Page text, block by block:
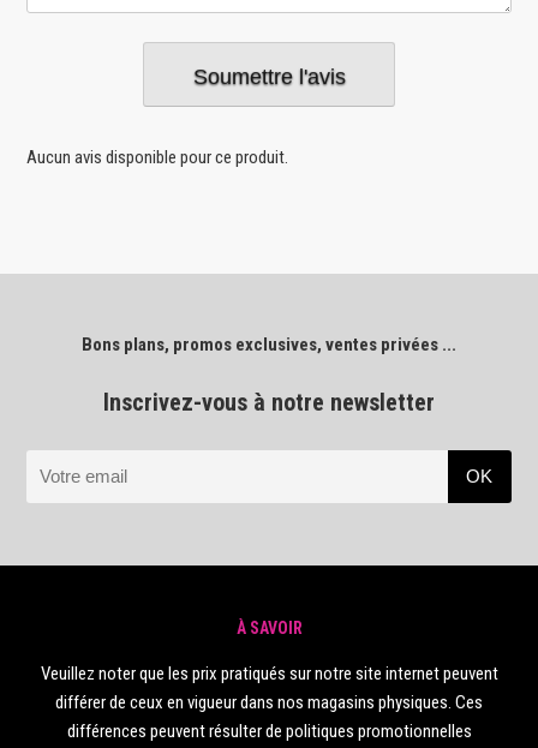
Aucun avis disponible pour ce produit.
Bons plans, promos exclusives, ventes privées ...
Inscrivez-vous à notre newsletter
À SAVOIR
Veuillez noter que les prix pratiqués sur notre site internet peuvent
différer de ceux en vigueur dans nos magasins physiques. Ces
différences peuvent résulter de politiques promotionnelles